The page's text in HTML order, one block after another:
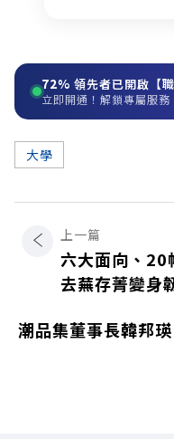
72% 領先者已開啟【職
立即開通！解鎖專屬服務
大學
上一篇
六大面向、20
去蕪存菁變身
潮品集董事長韓邦